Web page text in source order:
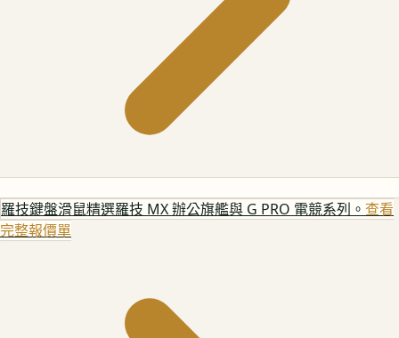
羅技鍵盤滑鼠精選羅技 MX 辦公旗艦與 G PRO 電競系列。 查看
完整報價單